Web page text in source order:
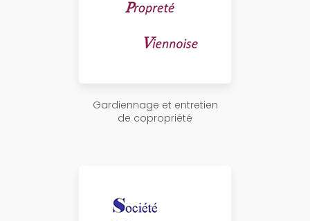
Gardiennage et entretien
de copropriété